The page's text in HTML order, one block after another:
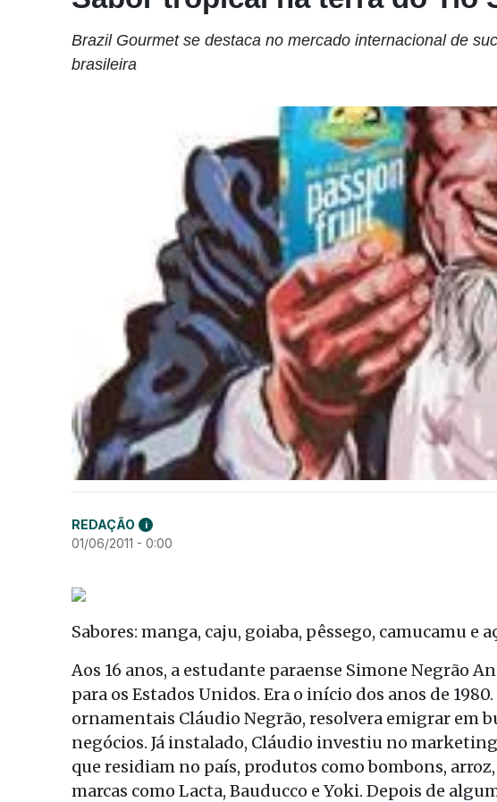
Brazil Gourmet se destaca no mercado internacional de
brasileira
REDAÇÃO i
01/06/2011 - 0:00
Sabores: manga, caju, goiaba, pêssego, camucamu e
Aos 16 anos, a estudante paraense Simone Negrão
para os Estados Unidos. Era o início dos anos de
ornamentais Cláudio Negrão, resolvera emigrar em
negócios. Já instalado, Cláudio investiu no
que residiam no país, produtos como bombons,
marcas como Lacta, Bauducco e Yoki. Depois de